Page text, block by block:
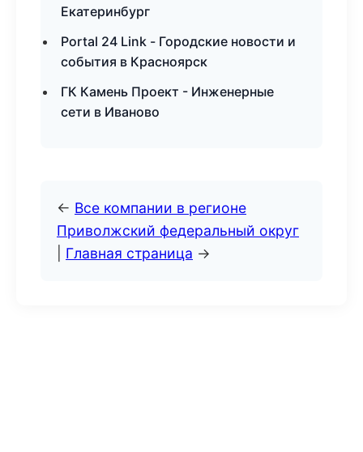
Екатеринбург
Portal 24 Link - Городские новости и
события в Красноярск
ГК Камень Проект - Инженерные
сети в Иваново
← Все компании в регионе
Приволжский федеральный округ
Главная страница →